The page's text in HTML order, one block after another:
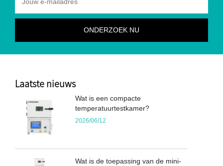
Laatste nieuws
Wat is een compacte
temperatuurtestkamer?
2026/06/12
Wat is de toepassing van de mini-